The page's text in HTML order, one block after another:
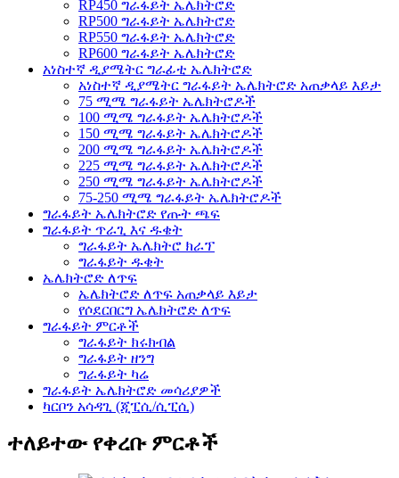
RP450 ግራፋይት ኤሌክትሮድ
RP500 ግራፋይት ኤሌክትሮድ
RP550 ግራፋይት ኤሌክትሮድ
RP600 ግራፋይት ኤሌክትሮድ
አነስተኛ ዲያሜትር ግራፊቲ ኤሌክትሮድ
አነስተኛ ዲያሜትር ግራፋይት ኤሌክትሮድ አጠቃላይ እይታ
75 ሚሜ ግራፋይት ኤሌክትሮዶች
100 ሚሜ ግራፋይት ኤሌክትሮዶች
150 ሚሜ ግራፋይት ኤሌክትሮዶች
200 ሚሜ ግራፋይት ኤሌክትሮዶች
225 ሚሜ ግራፋይት ኤሌክትሮዶች
250 ሚሜ ግራፋይት ኤሌክትሮዶች
75-250 ሚሜ ግራፋይት ኤሌክትሮዶች
ግራፋይት ኤሌክትሮድ የጡት ጫፍ
ግራፋይት ጥራጊ እና ዱቄት
ግራፋይት ኤሌክትሮ ክራፕ
ግራፋይት ዱቄት
ኤሌክትሮድ ለጥፍ
ኤሌክትሮድ ለጥፍ አጠቃላይ እይታ
የሶደርበርግ ኤሌክትሮድ ለጥፍ
ግራፋይት ምርቶች
ግራፋይት ክሩክብል
ግራፋይት ዘንግ
ግራፋይት ካሬ
ግራፋይት ኤሌክትሮድ መሳሪያዎች
ካርቦን አሳዳጊ (ጂፒሲ/ሲፒሲ)
ተለይተው የቀረቡ ምርቶች